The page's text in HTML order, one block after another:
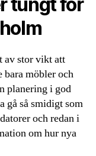
tungt för
av stor vikt att
bara möbler och
planering i god
gå så smidigt som
och redan i
om hur nya